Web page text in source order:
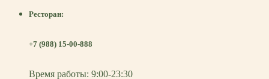
Ресторан:
+7 (988) 15-00-888
Время работы: 9:00-23:30